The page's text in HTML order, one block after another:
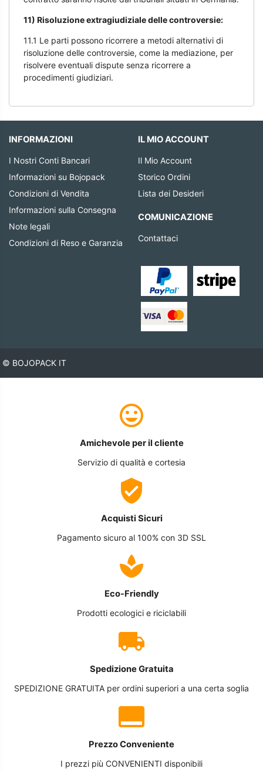
11) Risoluzione extragiudiziale delle controversie:
11.1 Le parti possono ricorrere a metodi alternativi di
risoluzione delle controversie, come la mediazione, per
risolvere eventuali dispute senza ricorrere a
procedimenti giudiziari.
INFORMAZIONI
I Nostri Conti Bancari
Informazioni su Bojopack
Condizioni di Vendita
Informazioni sulla Consegna
Note legali
Condizioni di Reso e Garanzia
IL MIO ACCOUNT
Il Mio Account
Storico Ordini
Lista dei Desideri
COMUNICAZIONE
Contattaci
© BOJOPACK IT
Amichevole per il cliente
Servizio di qualità e cortesia
Acquisti Sicuri
Pagamento sicuro al 100% con 3D SSL
Eco-Friendly
Prodotti ecologici e riciclabili
Spedizione Gratuita
SPEDIZIONE GRATUITA per ordini superiori a una certa soglia
Prezzo Conveniente
I prezzi più CONVENIENTI disponibili